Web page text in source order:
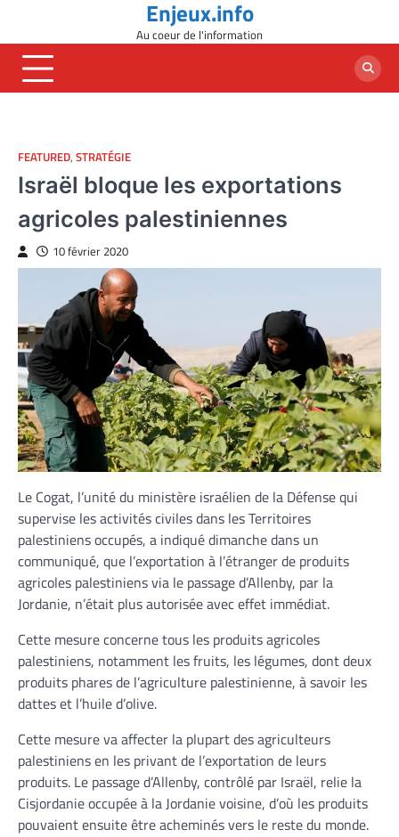
content
Enjeux.info
Au coeur de l'information
FEATURED, STRATÉGIE
Israël bloque les exportations
agricoles palestiniennes
10 février 2020
Le Cogat, l’unité du ministère israélien de la Défense qui
supervise les activités civiles dans les Territoires
palestiniens occupés, a indiqué dimanche dans un
communiqué, que l’exportation à l’étranger de produits
agricoles palestiniens via le passage d’Allenby, par la
Jordanie, n’était plus autorisée avec effet immédiat.
Cette mesure concerne tous les produits agricoles
palestiniens, notamment les fruits, les légumes, dont deux
produits phares de l’agriculture palestinienne, à savoir les
dattes et l’huile d’olive.
Cette mesure va affecter la plupart des agriculteurs
palestiniens en les privant de l’exportation de leurs
produits. Le passage d’Allenby, contrôlé par Israël, relie la
Cisjordanie occupée à la Jordanie voisine, d’où les produits
pouvaient ensuite être acheminés vers le reste du monde.